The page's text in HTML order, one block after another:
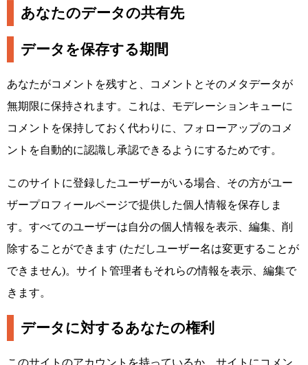
あなたのデータの共有先
データを保存する期間
あなたがコメントを残すと、コメントとそのメタデータが
無期限に保持されます。これは、モデレーションキューに
コメントを保持しておく代わりに、フォローアップのコメ
ントを自動的に認識し承認できるようにするためです。
このサイトに登録したユーザーがいる場合、その方がユー
ザープロフィールページで提供した個人情報を保存しま
す。すべてのユーザーは自分の個人情報を表示、編集、削
除することができます (ただしユーザー名は変更することが
できません)。サイト管理者もそれらの情報を表示、編集で
きます。
データに対するあなたの権利
このサイトのアカウントを持っているか、サイトにコメン